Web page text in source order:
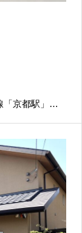
京都駅」徒